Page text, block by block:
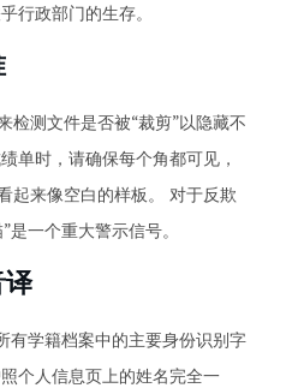
行政部门的生存。
检测文件是否被“裁剪”以隐藏不
单时，请确保每个角都可见，
起来像空白的样板。 对于反欺
一个重大警示信号。
译
有学籍档案中的主要身份识别字
个人信息页上的姓名完全一